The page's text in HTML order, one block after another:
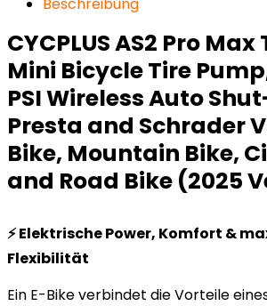
CYCPLUS AS2 Pro
Mini Bicycle Tire
PSI Wireless Auto
Presta and Schrader
Bike, Mountain Bike,
and Road Bike (2025
⚡ Elektrische Power, Komfort &
Flexibilität
Ein E-Bike verbindet die Vorteile